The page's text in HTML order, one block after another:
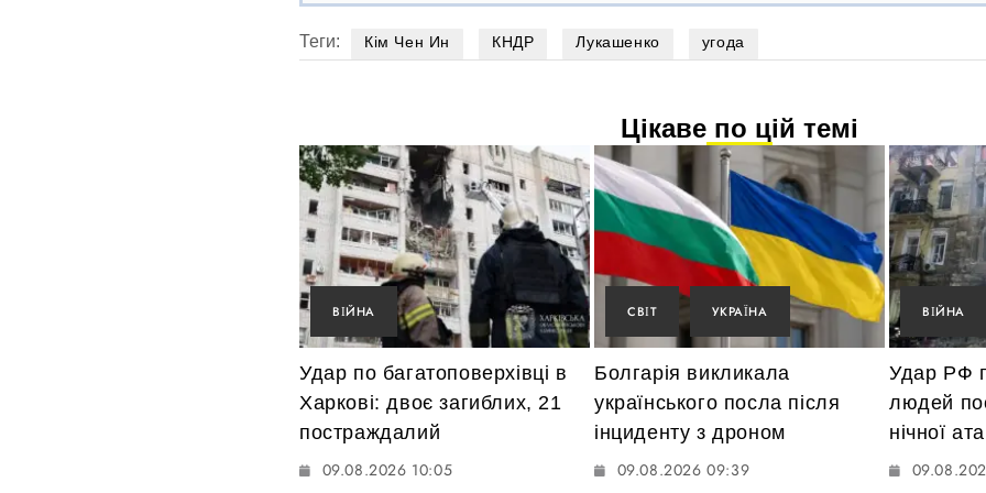
Теги: Кім Чен Ин КНДР Лукашенко угода
Цікаве по цій темі
ВІЙНА
Удар по багатоповерхівці в
Харкові: двоє загиблих, 21
постраждалий
09.08.2026 10:05
СВІТ УКРАЇНА
Болгарія викликала
українського посла після
інциденту з дроном
09.08.2026 09:39
ВІЙНА
Удар РФ
людей
нічної